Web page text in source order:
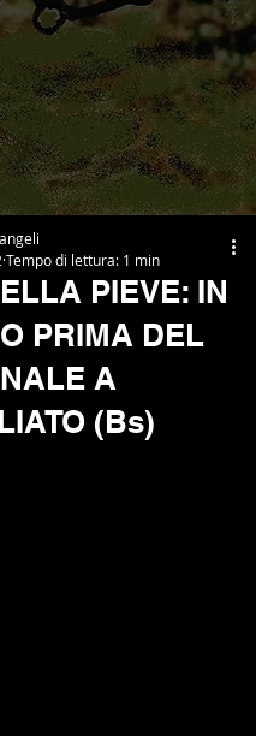
PIEVE: IN
PRIMA DEL
A
(Bs)
Tempo di lettura: 1 min
NaN stelle su 5.